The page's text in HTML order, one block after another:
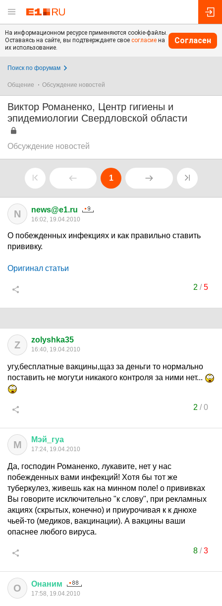
На информационном ресурсе применяются cookie-файлы.
Оставаясь на сайте, вы подтверждаете свое согласие на
их использование.
Согласен
Поиск по форумам
Общение Обсуждение новостей
Виктор Романенко, Центр гигиены и
эпидемиологии Свердловской области
Обсуждение новостей
1
N news@e1.ru
16:02, 19.04.2010
О побежденных инфекциях и как правильно ставить
прививку.
Оригинал статьи
2 /5
Z zolyshka35
16:40, 19.04.2010
угу,бесплатные вакцины,щаз за деньги то нормально
поставить не могут,и никакого контроля за ними нет...
2 /0
М Мэй гуа
17:24, 19.04.2010
Да, господин Романенко, лукавите, нет у нас
побежденных вами инфекций! Хотя бы тот же
туберкулез, живешь как на минном поле! о прививках
Вы говорите исключительно "к слову", при рекламных
акциях (скрытых, конечно) и приурочивая к к днюхе
чьей-то (медиков, вакцинации). А вакцины ваши
опаснее любого вируса.
8/3
О Онаним
17:58, 19.04.2010